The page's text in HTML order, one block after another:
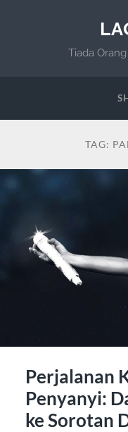
Tiada
TAG:
Perjalanan
Penyanyi:
ke Sorotan